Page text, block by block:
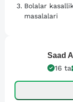
Bolalar
masalalari
Saad
16 ta